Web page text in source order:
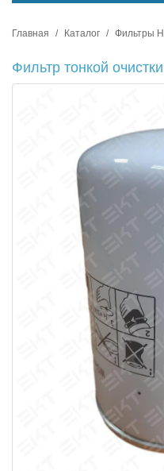
Главная Каталог Фильтры
Фильтр тонкой